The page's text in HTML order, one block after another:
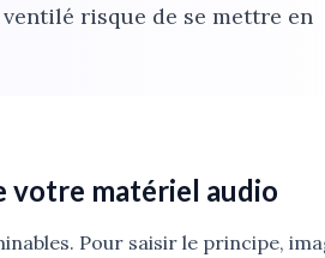
risque de se mettre en
votre matériel audio
Pour saisir le principe,